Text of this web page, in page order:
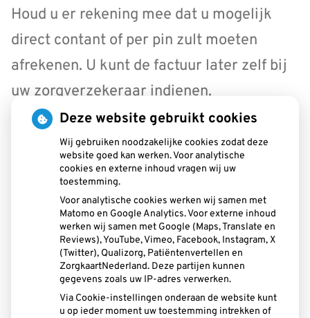
Houd u er rekening mee dat u mogelijk
direct contant of per pin zult moeten
afrekenen. U kunt de factuur later zelf bij
uw zorgverzekeraar indienen.
U heeft geen toestemming gegeven voor
externe inhouddie nodig is om dit te
zien.
Cookie-instellingen wijzigen
Deze website gebruikt cookies
Wij gebruiken noodzakelijke cookies zodat deze
website goed kan werken. Voor analytische
cookies en externe inhoud vragen wij uw
toestemming.
Voor analytische cookies werken wij samen met
Matomo en Google Analytics. Voor externe inhoud
werken wij samen met Google (Maps, Translate en
Reviews), YouTube, Vimeo, Facebook, Instagram, X
(Twitter), Qualizorg, Patiëntenvertellen en
ZorgkaartNederland. Deze partijen kunnen
gegevens zoals uw IP-adres verwerken.
Via Cookie-instellingen onderaan de website kunt
u op ieder moment uw toestemming intrekken of